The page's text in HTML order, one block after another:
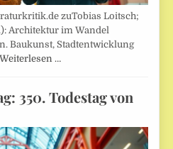
zuTobias Loitsch;
Architektur im Wandel
Baukunst, Stadtentwicklung
Weiterlesen …
350. Todestag von